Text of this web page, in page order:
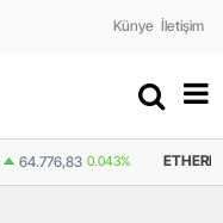
Künye İletişim
64.776,83 0.043%